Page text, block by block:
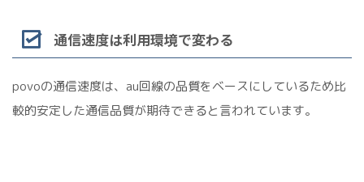
通信速度は利用環境で変わる
povoの通信速度は、au回線の品質をベースにしているため比
較的安定した通信品質が期待できると言われています。